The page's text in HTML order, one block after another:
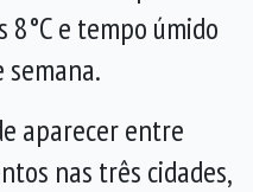
e tempo úmido
semana.
aparecer entre
nas três cidades,